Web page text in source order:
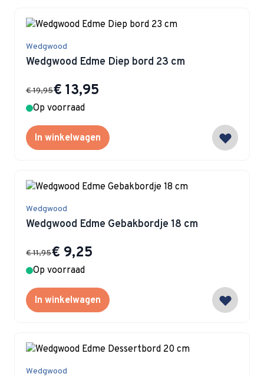
Wedgwood
Wedgwood Edme Diep bord 23 cm
Special Price
€ 13,95
€ 19,95
Op voorraad
In winkelwagen
Wedgwood
Wedgwood Edme Gebakbordje 18 cm
Special Price
€ 9,25
€ 11,95
Op voorraad
In winkelwagen
Wedgwood